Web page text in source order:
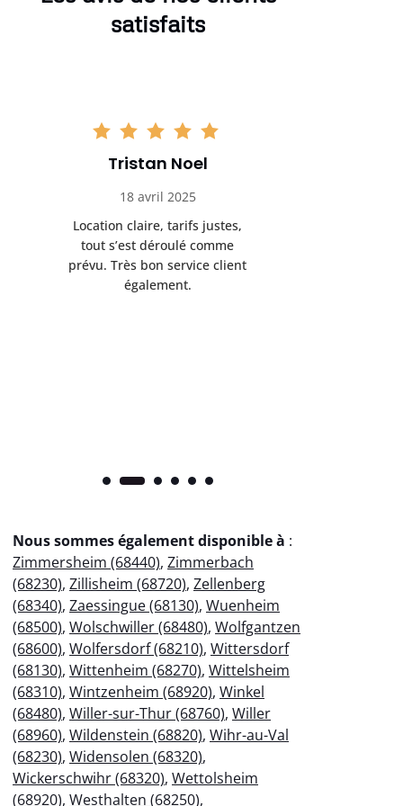
satisfaits
Tristan Noel
18 avril 2025
Location claire, tarifs justes,
tout s’est déroulé comme
prévu. Très bon service client
également.
Nous sommes également disponible à :
Zimmersheim (68440), Zimmerbach
(68230), Zillisheim (68720), Zellenberg
(68340), Zaessingue (68130), Wuenheim
(68500), Wolschwiller (68480), Wolfgantzen
(68600), Wolfersdorf (68210), Wittersdorf
(68130), Wittenheim (68270), Wittelsheim
(68310), Wintzenheim (68920), Winkel
(68480), Willer-sur-Thur (68760), Willer
(68960), Wildenstein (68820), Wihr-au-Val
(68230), Widensolen (68320),
Wickerschwihr (68320), Wettolsheim
(68920), Westhalten (68250),